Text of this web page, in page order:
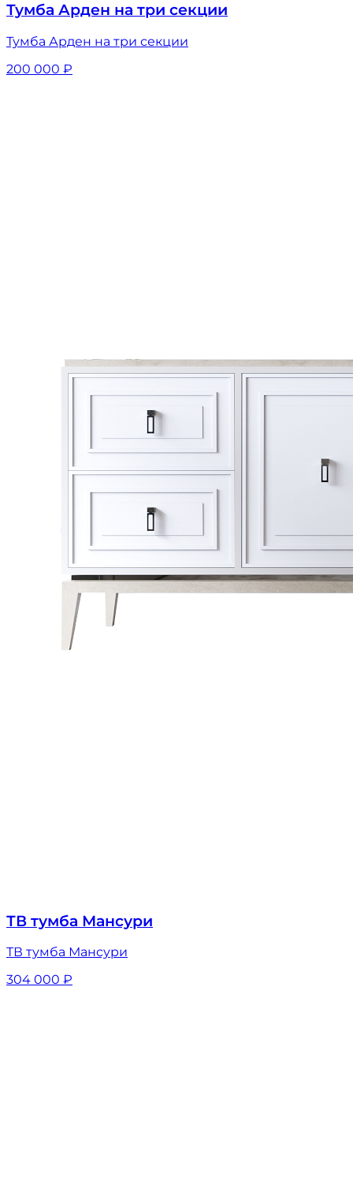
Тумба Арден на три секции
Тумба Арден на три секции
200 000 ₽
ТВ тумба Мансури
ТВ тумба Мансури
304 000 ₽